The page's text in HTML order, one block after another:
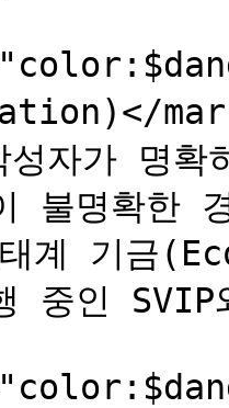
자가 명
불명확한
계 기금
중인